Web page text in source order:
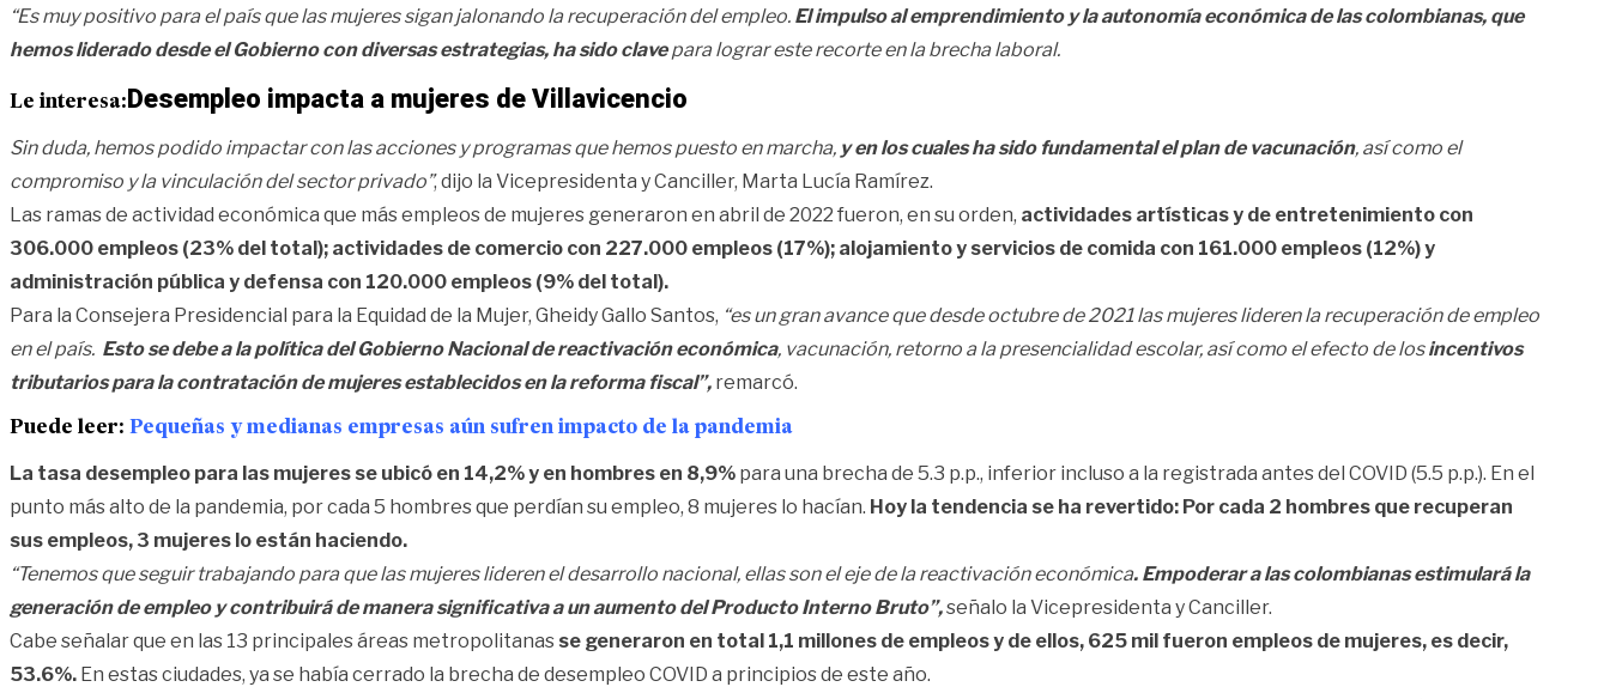
“Es muy positivo para el país que las mujeres sigan jalonando la recuperación del empleo. El impulso al emprendimiento y la autonomía económica de las colombianas, que
hemos liderado desde el Gobierno con diversas estrategias, ha sido clavepara lograr este recorte en la brecha laboral.
Le interesa:Desempleo impacta a mujeres de Villavicencio
Sin duda, hemos podido impactar con las acciones y programas que hemos puesto en marcha, y en los cuales ha sido fundamental el plan de vacunación, así como el
compromiso y la vinculación del sector privado”, dijo la Vicepresidenta y Canciller, Marta Lucía Ramírez.
Las ramas de actividad económica que más empleos de mujeres generaron en abril de 2022 fueron, en su orden, actividades artísticas y de entretenimiento con
306.000 empleos (23% del total); actividades de comercio con 227.000 empleos (17%); alojamiento y servicios de comida con 161.000 empleos (12%) y
administración pública y defensa con 120.000 empleos (9% del total).
Para la Consejera Presidencial para la Equidad de la Mujer, Gheidy Gallo Santos, “es un gran avance que desde octubre de 2021 las mujeres lideren la recuperación de empleo
en el país. Esto se debe a la política del Gobierno Nacional de reactivación económica, vacunación, retorno a la presencialidad escolar, así como el efecto de losincentivos
tributarios para la contratación de mujeres establecidos en la reforma fiscal”, remarcó.
Puede leer: Pequeñas y medianas empresas aún sufren impacto de la pandemia
La tasa desempleo para las mujeres se ubicó en 14,2% y en hombres en 8,9% para una brecha de 5.3 p.p., inferior incluso a la registrada antes del COVID (5.5 p.p.). En el
punto más alto de la pandemia, por cada 5 hombres que perdían su empleo, 8 mujeres lo hacían. Hoy la tendencia se ha revertido: Por cada 2 hombres que recuperan
sus empleos, 3 mujeres lo están haciendo.
“Tenemos que seguir trabajando para que las mujeres lideren el desarrollo nacional, ellas son el eje de la reactivación económica. Empoderar a las colombianas estimulará la
generación de empleo y contribuirá de manera significativa a un aumento del Producto Interno Bruto”,señalo la Vicepresidenta y Canciller.
Cabe señalar que en las 13 principales áreas metropolitanas se generaron en total 1,1 millones de empleos y de ellos, 625 mil fueron empleos de mujeres, es decir,
53.6%. En estas ciudades, ya se había cerrado la brecha de desempleo COVID a principios de este año.